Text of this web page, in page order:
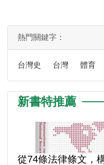
熱門關鍵字：
台灣史 台灣 體育
新書特推薦
從74條法律條文，